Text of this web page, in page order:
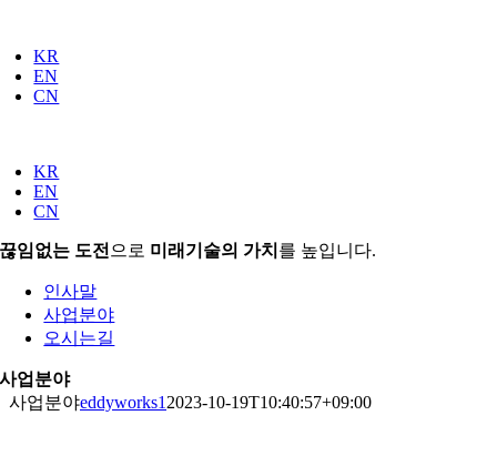
content
KR
EN
CN
KR
EN
CN
끊임없는 도전 으로 미래기술의 가치 를 높입니다.
인사말
사업분야
오시는길
사업분야
사업분야eddyworks1 2023-10-19T10:40:57+09:00